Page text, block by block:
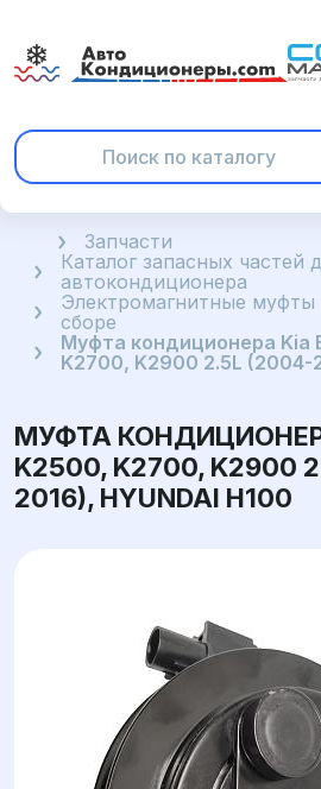
ГлавнаяЗапчасти
Каталог запасных частей
автокондиционера
Электромагнитные
сборе
Муфта кондиционера Kia
K2700, K2900 2.5L (2004-
МУФТА
K2500, K2700, K2900
2016), HYUNDAI H100